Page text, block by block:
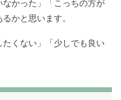
なかった」「こっちの方が
かと思います。
くない」「少しでも良い